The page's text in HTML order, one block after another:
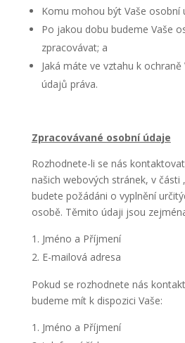
Komu mohou být Vaše osobní
Po jakou dobu budeme Vaše
zpracovávat; a
Jaká máte ve vztahu k ochraně
údajů práva.
Zpracovávané osobní údaje
Rozhodnete-li se nás
našich webových stránek, v části
budete požádáni o vyplnění
osobě. Těmito údaji jsou
Jméno a Příjmení
E-mailová adresa
Pokud se rozhodnete nás
budeme mít k dispozici Vaše:
Jméno a Příjmení